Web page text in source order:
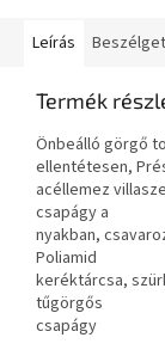
Leírás
Termék
Önbeálló görgő
ellentétesen,
acéllemez
csapágy a
nyakban,
Poliamid
keréktárcsa,
tűgörgős
csapágy